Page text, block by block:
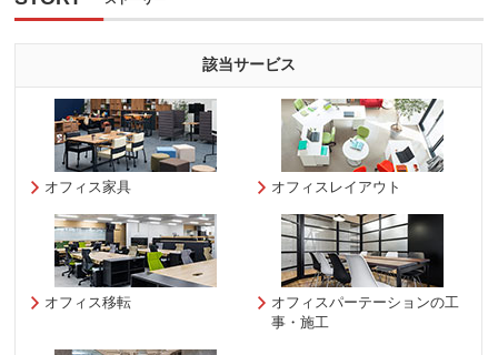
該当サービス
オフィス家具 オフィスレイアウト
オフィス移転
オフィスパーテーションの工
事・施工